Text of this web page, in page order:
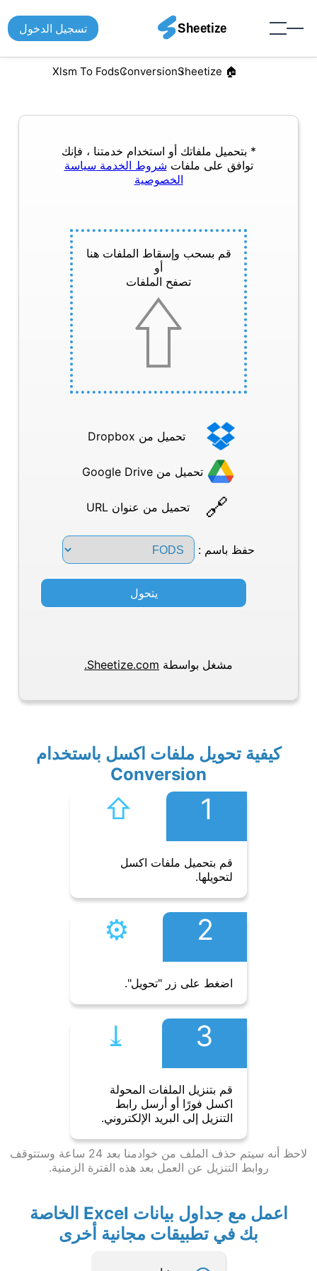
تسجيل الدخول
🏠︎ Sheetize
Conversion
Xlsm To Fods
* بتحميل ملفاتك أو استخدام خدمتنا ، فإنك
توافق على ملفات شروط الخدمة سياسة
الخصوصية
قم بسحب وإسقاط الملفات هنا
أو
تصفح الملفات
تحميل من Dropbox
تحميل من Google Drive
تحميل من عنوان URL
حفظ باسم :
يتحول
مشغل بواسطة Sheetize.com.
كيفية تحويل ملفات اكسل باستخدام
Conversion
1
⇧︎
قم بتحميل ملفات اكسل
لتحويلها.
2
⚙︎
اضغط على زر "تحويل".
3
⤓︎
قم بتنزيل الملفات المحولة
اكسل فورًا أو أرسل رابط
التنزيل إلى البريد الإلكتروني.
لاحظ أنه سيتم حذف الملف من خوادمنا بعد 24 ساعة وستتوقف
روابط التنزيل عن العمل بعد هذه الفترة الزمنية.
اعمل مع جداول بيانات Excel الخاصة
بك في تطبيقات مجانية أخرى